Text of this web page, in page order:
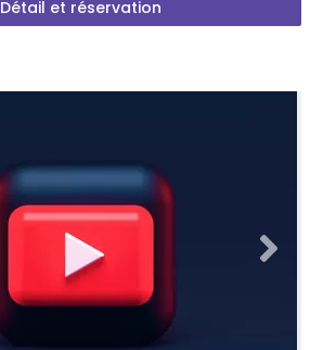
Détail et réservation